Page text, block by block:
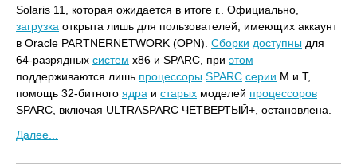
Solaris 11, которая ожидается в итоге г.. Официально,
загрузка открыта лишь для пользователей, имеющих аккаунт
в Oracle PARTNERNETWORK (OPN). Сборки доступны для
64-разрядных систем x86 и SPARC, при этом
поддерживаются лишь процессоры SPARC серии M и T,
помощь 32-битного ядра и старых моделей процессоров
SPARC, включая ULTRASPARC ЧЕТВЕРТЫЙ+, остановлена.
Далее...